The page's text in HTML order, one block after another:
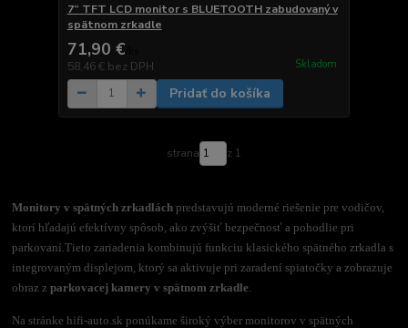
7“ TFT LCD monitor s BLUETOOTH zabudovaný v
spätnom zrkadle
71,90 €
58,46 € bez DPH Skladom
Pridať do košíka
strana z 1
Monitory v spätných zrkadlách predstavujú moderné riešenie pre vodičov,
ktorí hľadajú efektívny spôsob, ako zvýšiť bezpečnosť a pohodlie pri
parkovaní.Tieto zariadenia kombinujú funkciu klasického spätného zrkadla s
integrovaným displejom, ktorý sa aktivuje pri zaradení spiatočky a zobrazuje
obraz zparkovacej kamery v spätnom zrkadle
Na stránke hifi-auto.sk ponúkame široký výber monitorov v spätných